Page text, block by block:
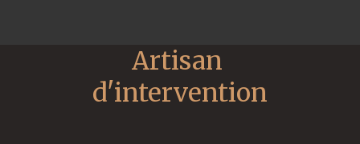
Artisan
d'intervention